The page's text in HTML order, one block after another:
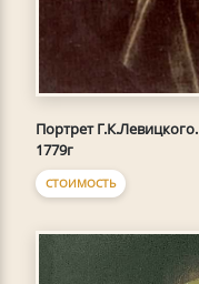
Портрет Г.К.Левицкого.
1779г
СТОИМОСТЬ